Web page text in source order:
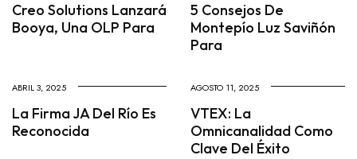
Creo Solutions Lanzará
Booya, Una OLP Para
5 Consejos De
Montepío Luz Saviñón
Para
ABRIL 3, 2025
La Firma JA Del Río Es
Reconocida
AGOSTO 11, 2025
VTEX: La
Omnicanalidad Como
Clave Del Éxito